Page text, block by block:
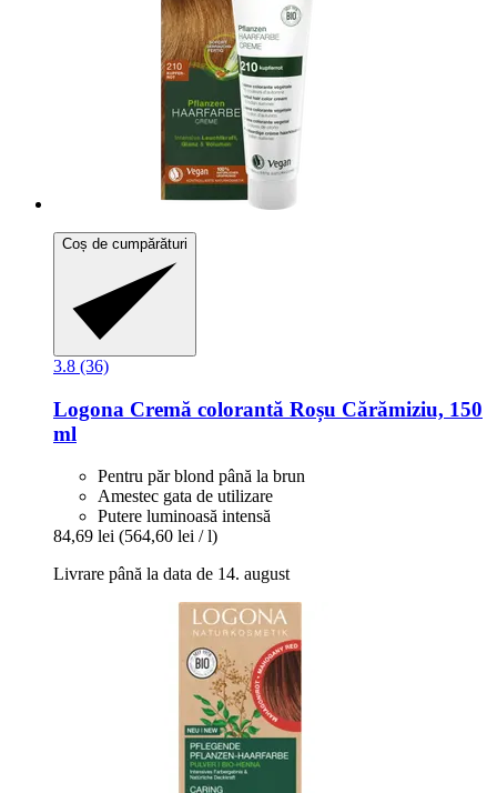
Coș de cumpărături
3.8 (36)
Logona Cremă colorantă Roșu Cărămiziu, 150
ml
Pentru păr blond până la brun
Amestec gata de utilizare
Putere luminoasă intensă
84,69 lei (564,60 lei / l)
Livrare până la data de 14. august